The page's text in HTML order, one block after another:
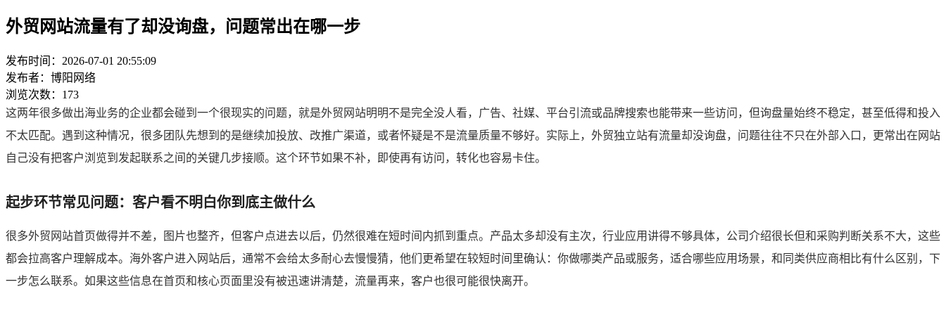
外贸网站流量有了却没询盘，问题常出在哪一步
发布时间：2026-07-01 20:55:09
发布者：博阳网络
浏览次数：173
这两年很多做出海业务的企业都会碰到一个很现实的问题，就是外贸网站明明不是完全没人看，广告、社媒、平台引流或品牌搜索也能带来一些访问，但询盘量始终不稳定，甚至低得和投入
不太匹配。遇到这种情况，很多团队先想到的是继续加投放、改推广渠道，或者怀疑是不是流量质量不够好。实际上，外贸独立站有流量却没询盘，问题往往不只在外部入口，更常出在网站
自己没有把客户浏览到发起联系之间的关键几步接顺。这个环节如果不补，即使再有访问，转化也容易卡住。
起步环节常见问题：客户看不明白你到底主做什么
很多外贸网站首页做得并不差，图片也整齐，但客户点进去以后，仍然很难在短时间内抓到重点。产品太多却没有主次，行业应用讲得不够具体，公司介绍很长但和采购判断关系不大，这些
都会拉高客户理解成本。海外客户进入网站后，通常不会给太多耐心去慢慢猜，他们更希望在较短时间里确认：你做哪类产品或服务，适合哪些应用场景，和同类供应商相比有什么区别，下
一步怎么联系。如果这些信息在首页和核心页面里没有被迅速讲清楚，流量再来，客户也很可能很快离开。